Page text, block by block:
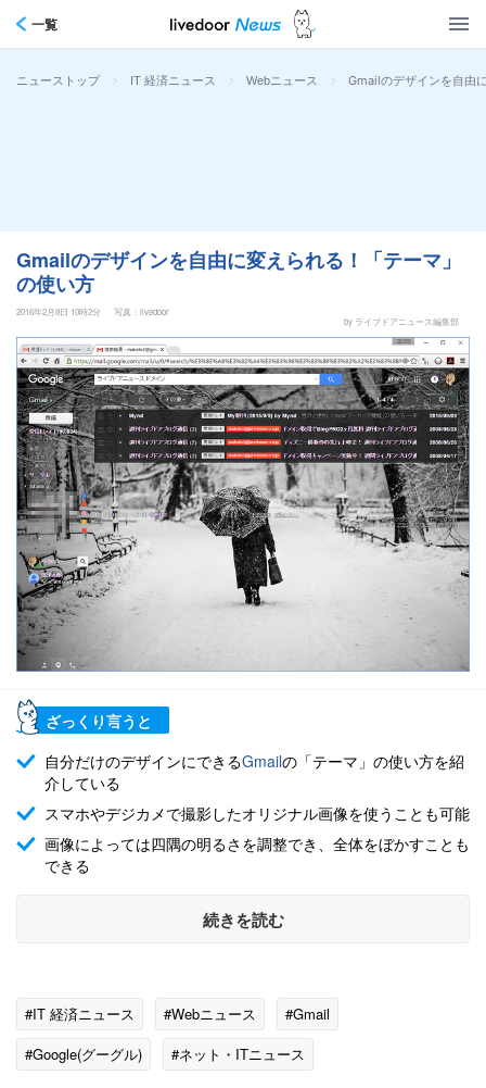
一覧
ニューストップ > IT 経済ニュース > Webニュース > Gmailのデザインを自由
Gmailのデザインを自由に変えられる！「テーマ」
の使い方
2016年2月8日 10時2分
写真：livedoor
by ライブドアニュース編集部
ざっくり言うと
自分だけのデザインにできるGmailの「テーマ」の使い方を紹
介している
スマホやデジカメで撮影したオリジナル画像を使うことも可能
画像によっては四隅の明るさを調整でき、全体をぼかすことも
できる
続きを読む
#IT 経済ニュース #Webニュース
#Gmail
#Google(グーグル)
#ネット・ITニュース